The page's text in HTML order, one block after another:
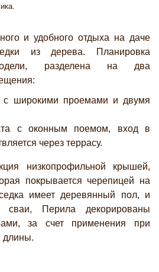
и удобного отдыха на даче
из дерева. Планировка
разделена на два
с широкими проемами и двумя
с оконным поемом, вход в
через террасу.
низкопрофильной крышей,
покрывается черепицей на
имеет деревянный пол, и
сваи, Перила декорированы
за счет применения при
длины.